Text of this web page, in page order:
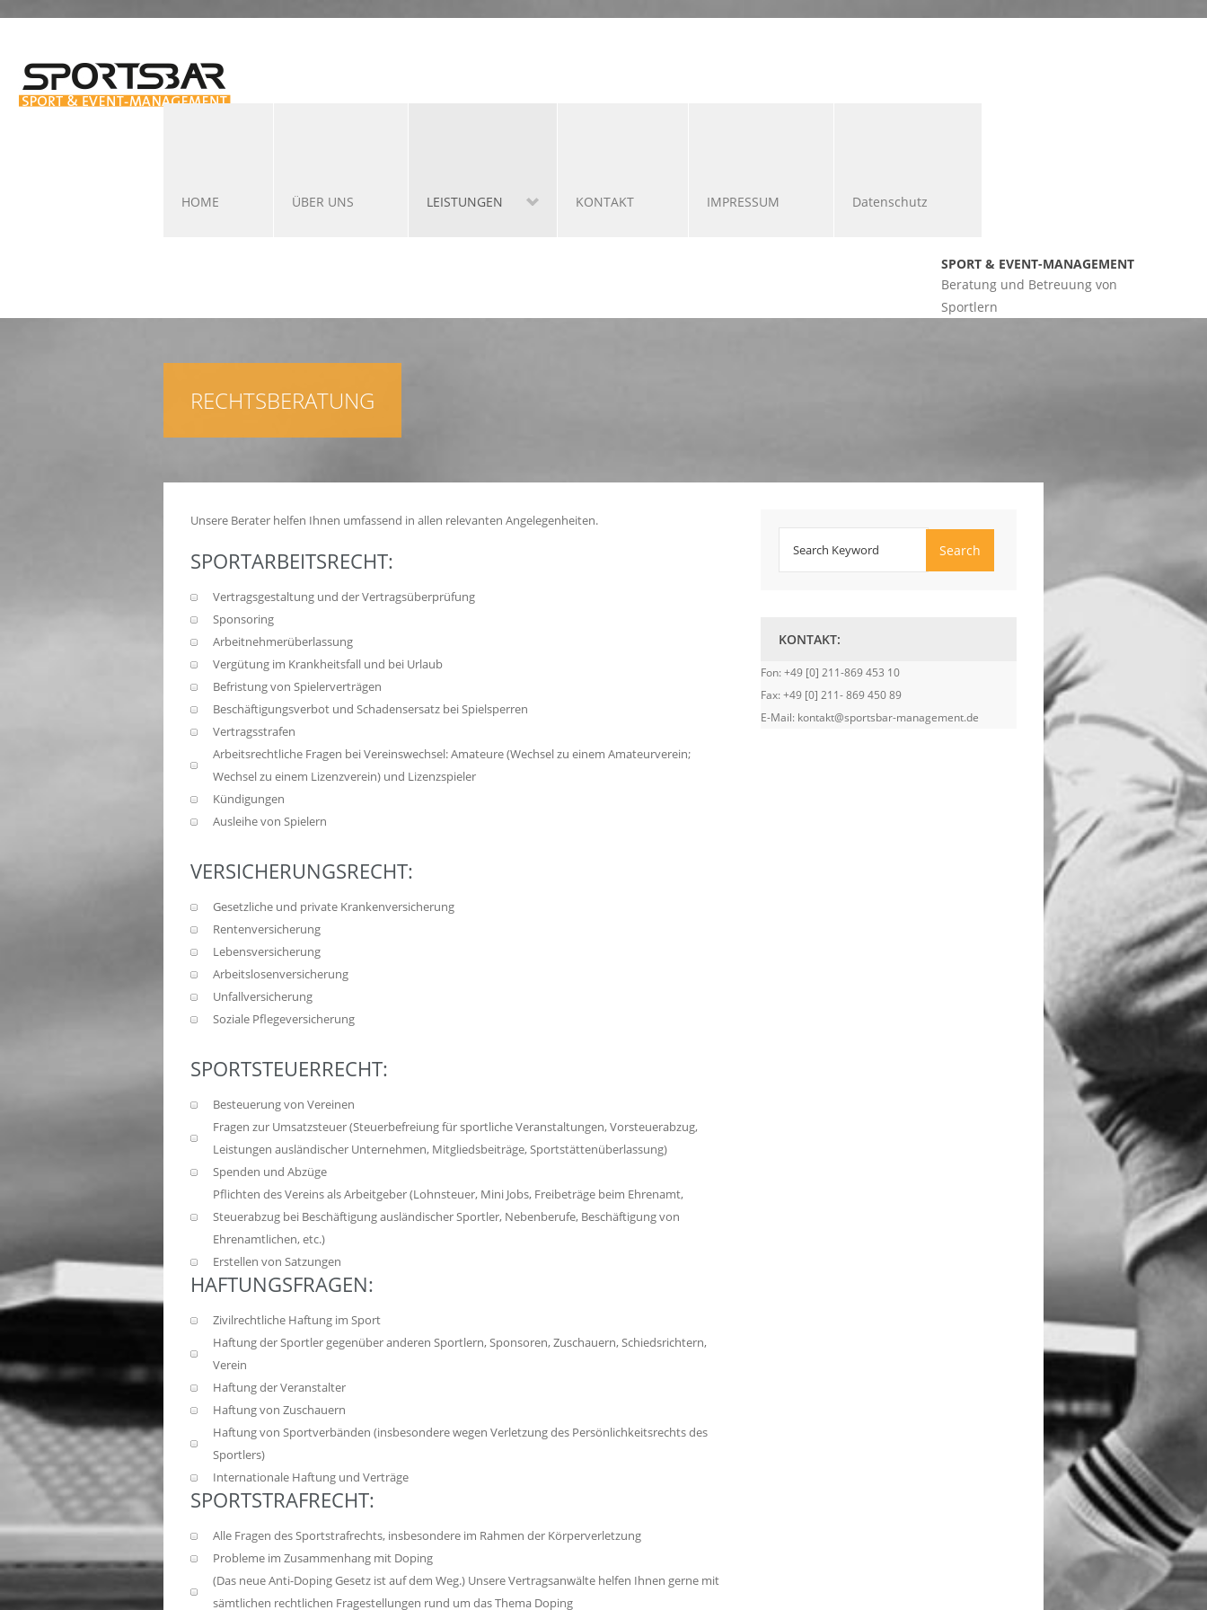
HOME ÜBER UNS LEISTUNGEN KONTAKT IMPRESSUM Datenschutz
SPORT & EVENT-MANAGEMENT
Beratung und Betreuung von
Sportlern
RECHTSBERATUNG
Unsere Berater helfen Ihnen umfassend in allen relevanten Angelegenheiten.
SPORTARBEITSRECHT:
Vertragsgestaltung und der Vertragsüberprüfung
Sponsoring
Arbeitnehmerüberlassung
Vergütung im Krankheitsfall und bei Urlaub
Befristung von Spielerverträgen
Beschäftigungsverbot und Schadensersatz bei Spielsperren
Vertragsstrafen
Arbeitsrechtliche Fragen bei Vereinswechsel: Amateure (Wechsel zu einem Amateurverein;
Wechsel zu einem Lizenzverein) und Lizenzspieler
Kündigungen
Ausleihe von Spielern
VERSICHERUNGSRECHT:
Gesetzliche und private Krankenversicherung
Rentenversicherung
Lebensversicherung
Arbeitslosenversicherung
Unfallversicherung
Soziale Pflegeversicherung
SPORTSTEUERRECHT:
Besteuerung von Vereinen
Fragen zur Umsatzsteuer (Steuerbefreiung für sportliche Veranstaltungen, Vorsteuerabzug,
Leistungen ausländischer Unternehmen, Mitgliedsbeiträge, Sportstättenüberlassung)
Spenden und Abzüge
Pflichten des Vereins als Arbeitgeber (Lohnsteuer, Mini Jobs, Freibeträge beim Ehrenamt,
Steuerabzug bei Beschäftigung ausländischer Sportler, Nebenberufe, Beschäftigung von
Ehrenamtlichen, etc.)
Erstellen von Satzungen
HAFTUNGSFRAGEN:
Zivilrechtliche Haftung im Sport
Haftung der Sportler gegenüber anderen Sportlern, Sponsoren, Zuschauern, Schiedsrichtern,
Verein
Haftung der Veranstalter
Haftung von Zuschauern
Haftung von Sportverbänden (insbesondere wegen Verletzung des Persönlichkeitsrechts des
Sportlers)
Internationale Haftung und Verträge
SPORTSTRAFRECHT:
Alle Fragen des Sportstrafrechts, insbesondere im Rahmen der Körperverletzung
Probleme im Zusammenhang mit Doping
(Das neue Anti-Doping Gesetz ist auf dem Weg.) Unsere Vertragsanwälte helfen Ihnen gerne mit
sämtlichen rechtlichen Fragestellungen rund um das Thema Doping
KONTAKT:
Fon: +49 [0] 211-869 453 10
Fax: +49 [0] 211- 869 450 89
E-Mail: kontakt@sportsbar-management.de